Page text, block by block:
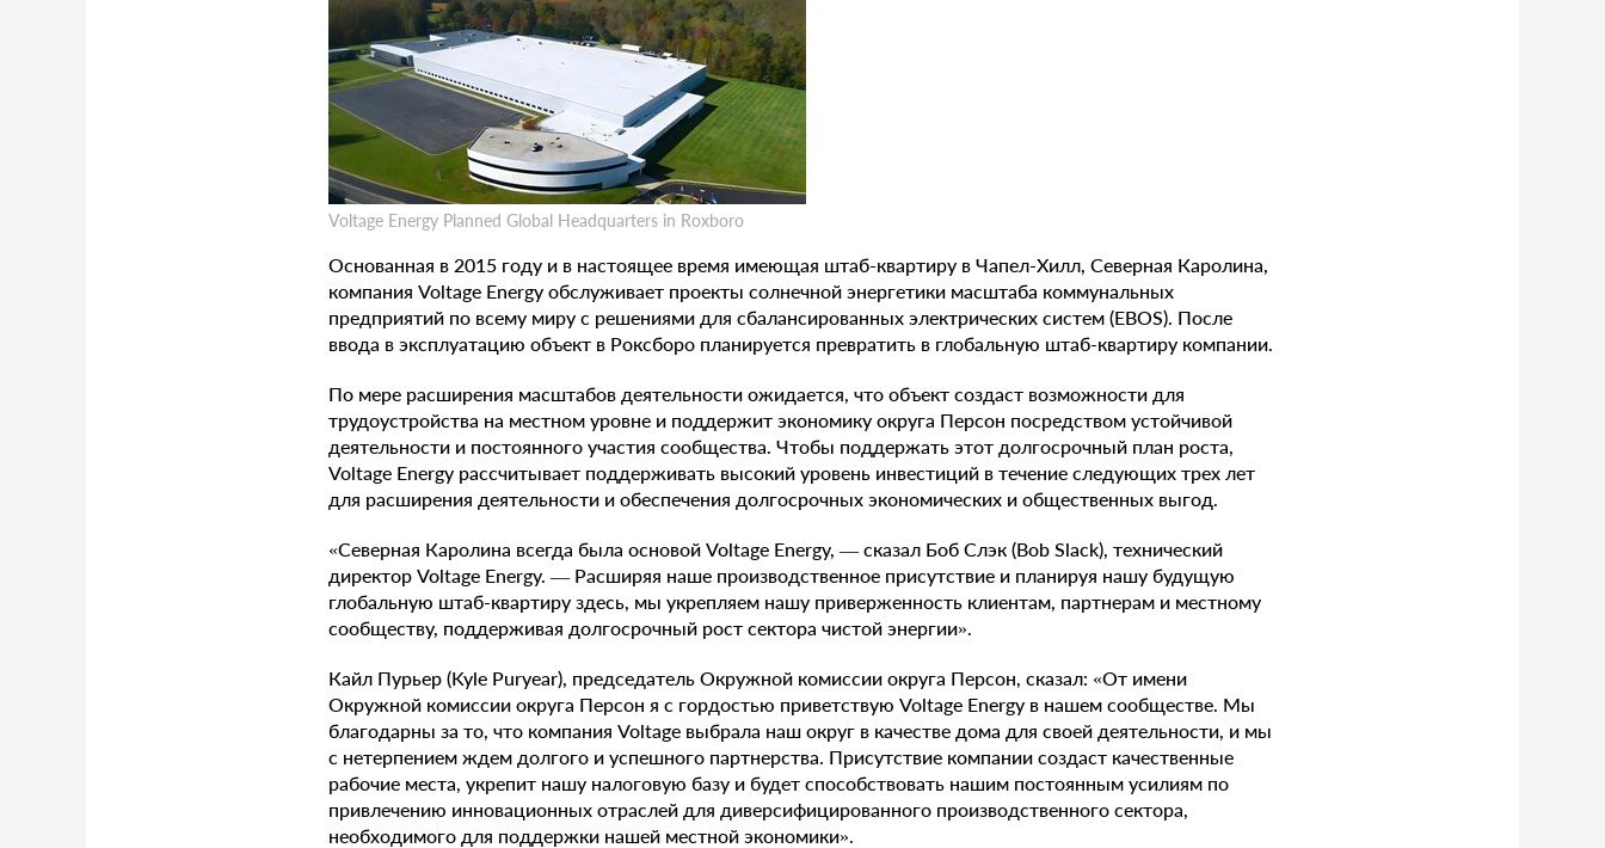
Voltage Energy Planned Global Headquarters in Roxboro
Основанная в 2015 году и в настоящее время имеющая штаб-квартиру в Чапел-Хилл, Северная Каролина,
компания Voltage Energy обслуживает проекты солнечной энергетики масштаба коммунальных
предприятий по всему миру с решениями для сбалансированных электрических систем (EBOS). После
ввода в эксплуатацию объект в Роксборо планируется превратить в глобальную штаб-квартиру компании.
По мере расширения масштабов деятельности ожидается, что объект создаст возможности для
трудоустройства на местном уровне и поддержит экономику округа Персон посредством устойчивой
деятельности и постоянного участия сообщества. Чтобы поддержать этот долгосрочный план роста,
Voltage Energy рассчитывает поддерживать высокий уровень инвестиций в течение следующих трех лет
для расширения деятельности и обеспечения долгосрочных экономических и общественных выгод.
«Северная Каролина всегда была основой Voltage Energy, — сказал Боб Слэк (Bob Slack), технический
директор Voltage Energy. — Расширяя наше производственное присутствие и планируя нашу будущую
глобальную штаб-квартиру здесь, мы укрепляем нашу приверженность клиентам, партнерам и местному
сообществу, поддерживая долгосрочный рост сектора чистой энергии».
Кайл Пурьер (Kyle Puryear), председатель Окружной комиссии округа Персон, сказал: «От имени
Окружной комиссии округа Персон я с гордостью приветствую Voltage Energy в нашем сообществе. Мы
благодарны за то, что компания Voltage выбрала наш округ в качестве дома для своей деятельности, и мы
с нетерпением ждем долгого и успешного партнерства. Присутствие компании создаст качественные
рабочие места, укрепит нашу налоговую базу и будет способствовать нашим постоянным усилиям по
привлечению инновационных отраслей для диверсифицированного производственного сектора,
необходимого для поддержки нашей местной экономики».